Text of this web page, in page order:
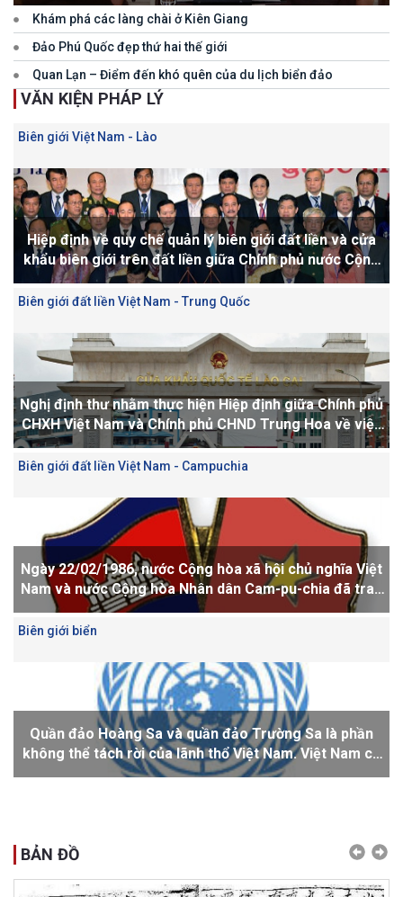
Khám phá các làng chài ở Kiên Giang
Đảo Phú Quốc đẹp thứ hai thế giới
Quan Lạn – Điểm đến khó quên của du lịch biển đảo
VĂN KIỆN PHÁP LÝ
Biên giới Việt Nam - Lào
Hiệp định về quy chế quản lý biên giới đất liền và cửa
khẩu biên giới trên đất liền giữa Chính phủ nước Cộng
hoà xã hội chủ nghĩa Việt Nam và Chính phủ nước Cộng
hoà dân chủ nhân dân Lào được ký.....
Biên giới đất liền Việt Nam - Trung Quốc
Nghị định thư nhằm thực hiện Hiệp định giữa Chính phủ
CHXH Việt Nam và Chính phủ CHND Trung Hoa về việc
xây dựng cầu đường bộ qua sông Nậm Thi Lào Cai - Hà
Khẩu trên biên giới Việt Trung
Biên giới đất liền Việt Nam - Campuchia
Ngày 22/02/1986, nước Cộng hòa xã hội chủ nghĩa Việt
Nam và nước Cộng hòa Nhân dân Cam-pu-chia đã trao
đổi thư phê chuẩn Hiệp ước hoạch định biên giới quốc
Biên giới biển
Quần đảo Hoàng Sa và quần đảo Trường Sa là phần
không thể tách rời của lãnh thổ Việt Nam. Việt Nam có
đầy đủ bằng chứng lịch sử và cơ sở pháp lý ...
BẢN ĐỒ